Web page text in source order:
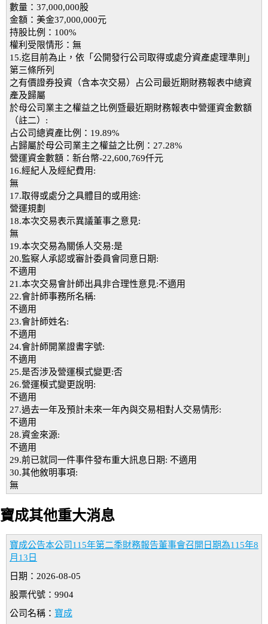
數量：37,000,000股
金額：美金37,000,000元
持股比例：100%
權利受限情形：無
15.迄目前為止，依「公開發行公司取得或處分資產處理準則」
第三條所列
之有價證券投資（含本次交易）占公司最近期財務報表中總資
產及歸屬
於母公司業主之權益之比例暨最近期財務報表中營運資金數額
（註二）:
占公司總資產比例：19.89%
占歸屬於母公司業主之權益之比例：27.28%
營運資金數額：新台幣-22,600,769仟元
16.經紀人及經紀費用:
無
17.取得或處分之具體目的或用途:
營運規劃
18.本次交易表示異議董事之意見:
無
19.本次交易為關係人交易:是
20.監察人承認或審計委員會同意日期:
不適用
21.本次交易會計師出具非合理性意見:不適用
22.會計師事務所名稱:
不適用
23.會計師姓名:
不適用
24.會計師開業證書字號:
不適用
25.是否涉及營運模式變更:否
26.營運模式變更說明:
不適用
27.過去一年及預計未來一年內與交易相對人交易情形:
不適用
28.資金來源:
不適用
29.前已就同一件事件發布重大訊息日期: 不適用
30.其他敘明事項:
無
寶成其他重大消息
寶成公告本公司115年第二季財務報告董事會召開日期為115年8
月13日
日期：2026-08-05
股票代號：9904
公司名稱： 寶成